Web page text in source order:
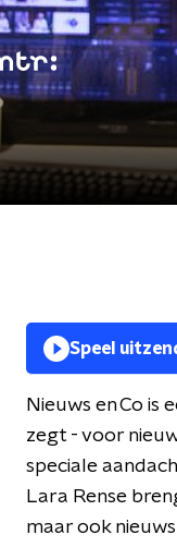
Speel
Nieuws en Co is
zegt - voor
speciale
Lara Rense
maar ook